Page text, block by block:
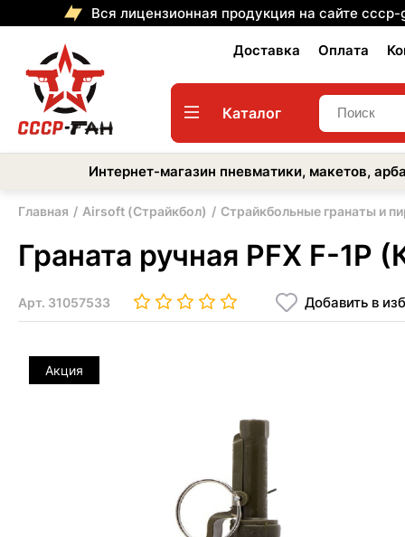
Вся лицензионная продукция на сайте
Доставка Оплата
Каталог
Интернет-магазин пневматики, макетов,
Главная Airsoft (Страйкбол) Страйкбольные гранаты и
Граната ручная PFX F-1P
Арт. 31057533 Добавить в
Акция